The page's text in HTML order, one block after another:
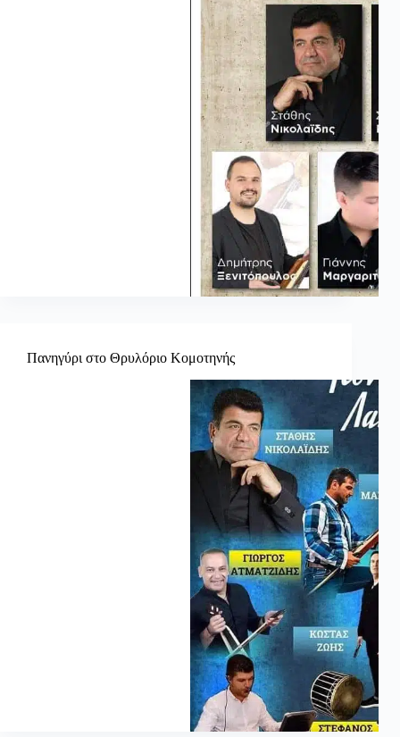
Πανηγύρι στο Θρυλόριο Κομοτηνής